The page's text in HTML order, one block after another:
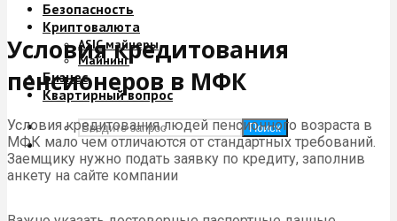
Безопасность
Криптовалюта
ASIC майнеры
Майнинг
Бизнес
Квартирный вопрос
Поиск
Условия кредитования
пенсионеров в МФК
Условия кредитования людей пенсионного возраста в
МФК мало чем отличаются от стандартных требований.
Заемщику нужно подать заявку по кредиту, заполнив
анкету на сайте компании